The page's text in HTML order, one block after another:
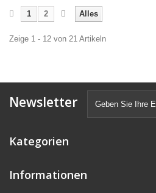
Alles
1 2
Zeige 1 - 12 von 21 Artikeln
Newsletter
Kategorien
Informationen